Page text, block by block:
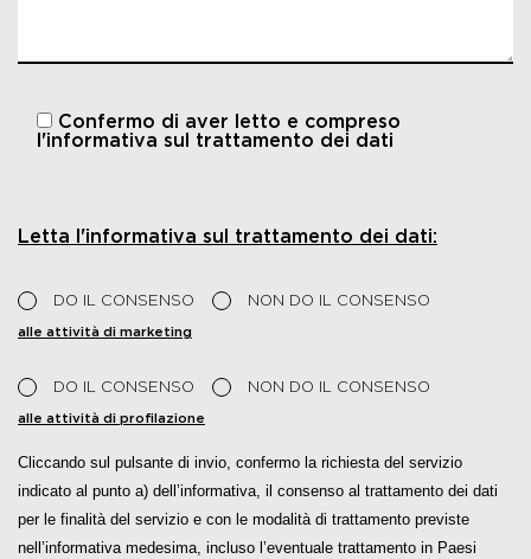
Confermo di aver letto e compreso
l'informativa sul trattamento dei dati
Letta l'informativa sul trattamento dei dati:
DO IL CONSENSO NON DO IL CONSENSO
alle attività di marketing
DO IL CONSENSO NON DO IL CONSENSO
alle attività di profilazione
Cliccando sul pulsante di invio, confermo la richiesta del servizio
indicato al punto a) dell’informativa, il consenso al trattamento dei dati
per le finalità del servizio e con le modalità di trattamento previste
nell’informativa medesima, incluso l’eventuale trattamento in Paesi